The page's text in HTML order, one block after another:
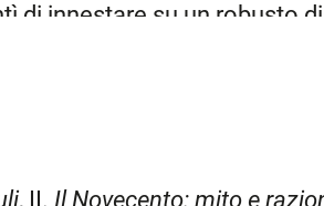
di innestare su un robusto
un discorso di
, II. Il Novecento: mito e